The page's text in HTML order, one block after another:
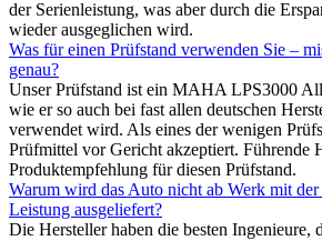
der Serienleistung, was aber durch die
wieder ausgeglichen wird.
Was für einen Prüfstand verwenden Sie –
genau?
Unser Prüfstand ist ein MAHA LPS3000
wie er so auch bei fast allen deutschen
verwendet wird. Als eines der wenigen
Prüfmittel vor Gericht akzeptiert. Führende
Produktempfehlung für diesen Prüfstand.
Warum wird das Auto nicht ab Werk mit
Leistung ausgeliefert?
Die Hersteller haben die besten Ingenieure,